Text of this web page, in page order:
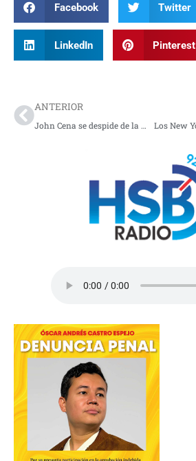
Facebook Twitter
LinkedIn Pinterest
ANTERIOR
John Cena se despide de la WWE luego de 23 años y 17 campeonatos mundiales